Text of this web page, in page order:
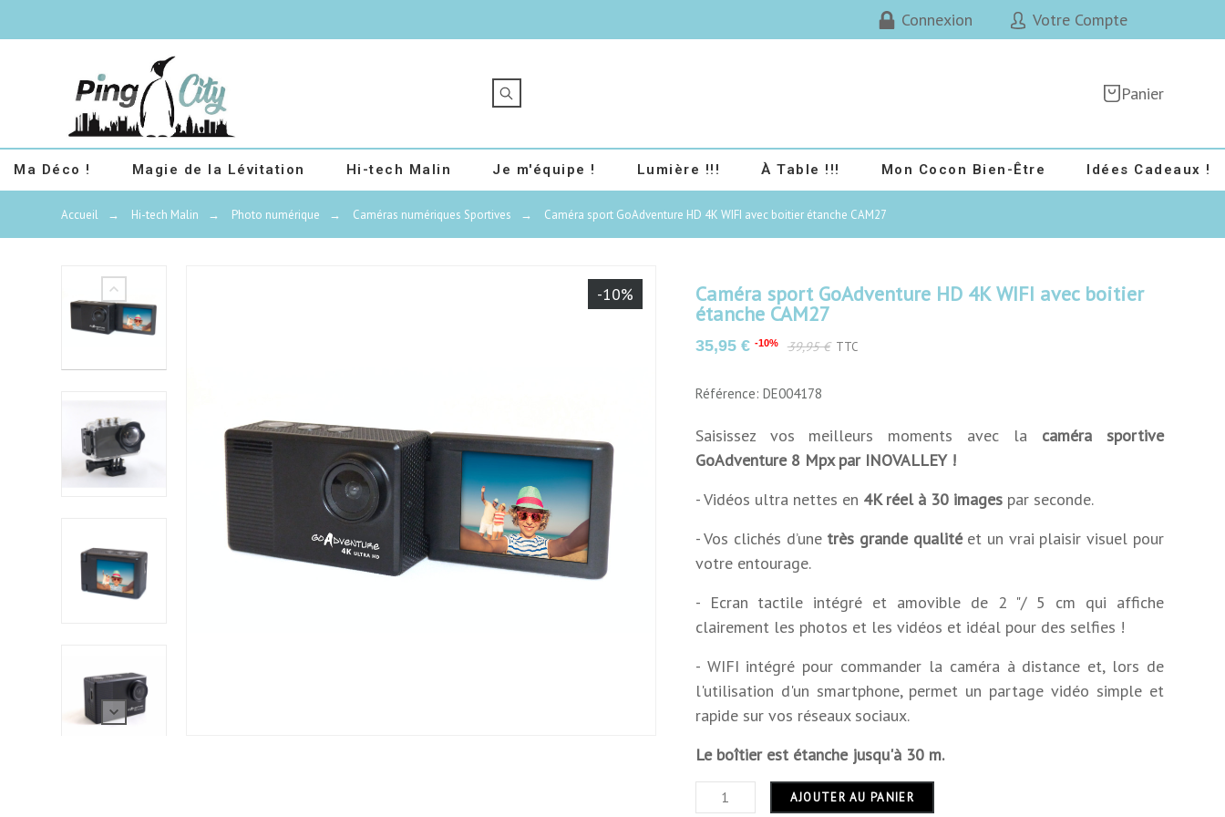
Connexion Votre Compte
Panier
Ma Déco ! Magie de la Lévitation Hi-tech Malin Je m'équipe ! Lumière !!! À Table !!! Mon Cocon Bien-Être Idées Cadeaux !
Accueil → Hi-tech Malin → Photo numérique → Caméras numériques Sportives → Caméra sport GoAdventure HD 4K WIFI avec boitier étanche CAM27
-10% Caméra sport GoAdventure HD 4K WIFI avec boitier
étanche CAM27
35,95 € -10% 39,95 € TTC
Référence: DE004178
Saisissez vos meilleurs moments avec la caméra sportive
GoAdventure 8 Mpx par INOVALLEY !
- Vidéos ultra nettes en 4K réel à 30 images par seconde.
- Vos clichés d’une très grande qualitéet un vrai plaisir visuel pour
votre entourage.
- Ecran tactile intégré et amovible de 2 "/ 5 cm qui affiche
clairement les photos et les vidéos et idéal pour des selfies !
- WIFI intégré pour commander la caméra à distance et, lors de
l'utilisation d'un smartphone, permet un partage vidéo simple et
rapide sur vos réseaux sociaux.
Le boîtier est étanche jusqu'à 30 m.
AJOUTER AU PANIER